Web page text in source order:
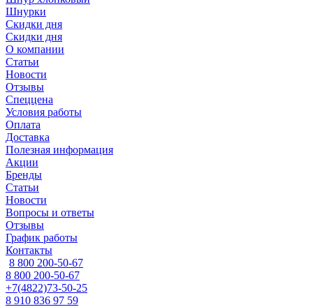
Шнурки
Скидки дня
Скидки дня
О компании
Статьи
Новости
Отзывы
Спеццена
Условия работы
Оплата
Доставка
Полезная информация
Акции
Бренды
Статьи
Новости
Вопросы и ответы
Отзывы
График работы
Контакты
8 800 200-50-67
8 800 200-50-67
+7(4822)73-50-25
8 910 836 97 59